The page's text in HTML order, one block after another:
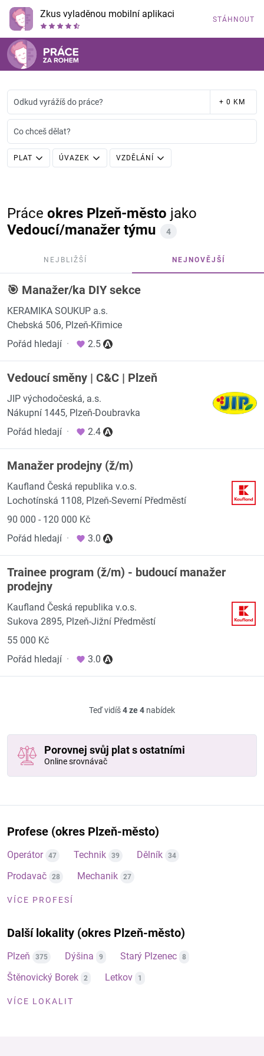
Zkus vyladěnou mobilní aplikaci STÁHNOUT
Odkud vyrážíš do práce? + 0 KM
Co chceš dělat?
PLAT ÚVAZEK VZDĚLÁNÍ
Práce okres Plzeň-město jako
Vedoucí/manažer týmu
4
NEJBLIŽŠÍ NEJNOVĚJŠÍ
🎯 Manažer/ka DIY sekce
KERAMIKA SOUKUP a.s.
Chebská 506, Plzeň-Křimice
Pořád hledají · 2.5
Vedoucí směny | C&C | Plzeň
JIP východočeská, a.s.
Nákupní 1445, Plzeň-Doubravka
Pořád hledají · 2.4
Manažer prodejny (ž/m)
Kaufland Česká republika v.o.s.
Lochotínská 1108, Plzeň-Severní Předměstí
90 000 - 120 000 Kč
Pořád hledají · 3.0
Trainee program (ž/m) - budoucí manažer
prodejny
Kaufland Česká republika v.o.s.
Sukova 2895, Plzeň-Jižní Předměstí
55 000 Kč
Pořád hledají · 3.0
Teď vidíš4 ze 4 nabídek
Porovnej svůj plat s ostatními
Online srovnávač
Profese (okres Plzeň-město)
Operátor 47 Technik 39 Dělník 34
Prodavač 28 Mechanik 27
VÍCE PROFESÍ
Další lokality (okres Plzeň-město)
Plzeň 375 Dýšina 9 Starý Plzenec 8
Štěnovický Borek 2 Letkov 1
VÍCE LOKALIT